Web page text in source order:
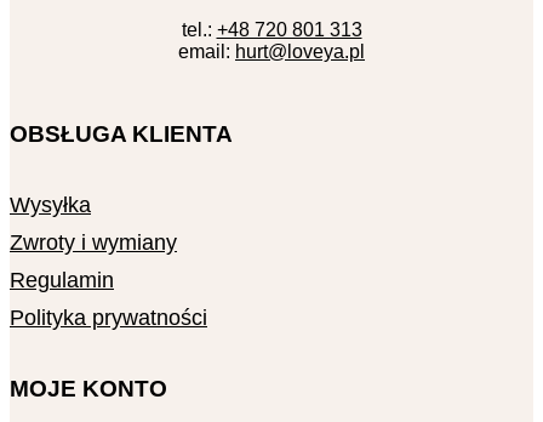
tel.: +48 720 801 313
email: hurt@loveya.pl
OBSŁUGA KLIENTA
Wysyłka
Zwroty i wymiany
Regulamin
Polityka prywatności
MOJE KONTO